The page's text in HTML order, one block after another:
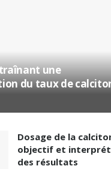
une
du taux de
Dosage de la
objectif et
des résultats